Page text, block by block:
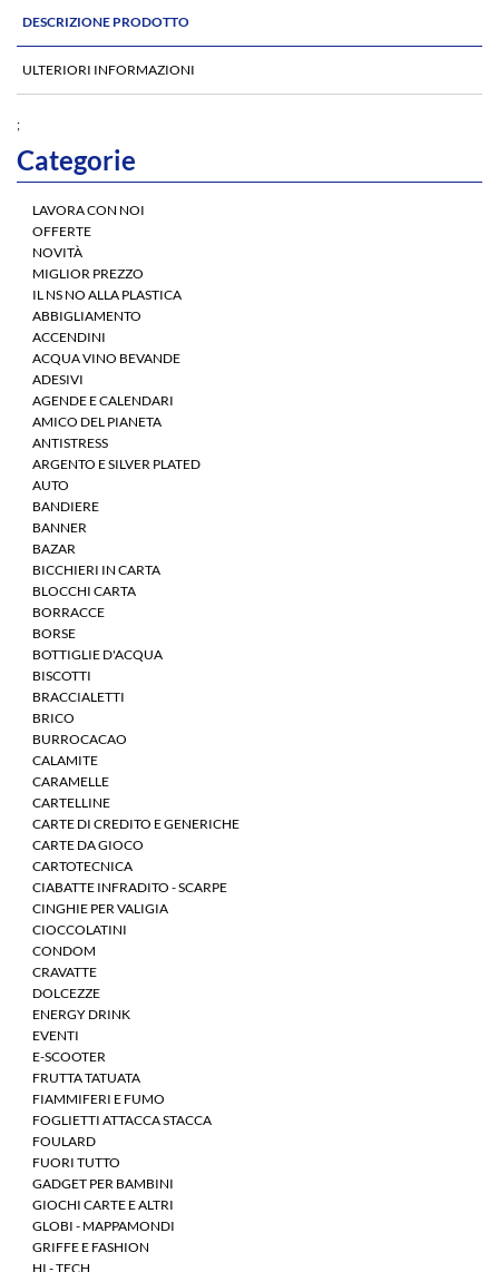
DESCRIZIONE PRODOTTO
ULTERIORI INFORMAZIONI
;
Categorie
LAVORA CON NOI
OFFERTE
NOVITÀ
MIGLIOR PREZZO
IL NS NO ALLA PLASTICA
ABBIGLIAMENTO
ACCENDINI
ACQUA VINO BEVANDE
ADESIVI
AGENDE E CALENDARI
AMICO DEL PIANETA
ANTISTRESS
ARGENTO E SILVER PLATED
AUTO
BANDIERE
BANNER
BAZAR
BICCHIERI IN CARTA
BLOCCHI CARTA
BORRACCE
BORSE
BOTTIGLIE D'ACQUA
BISCOTTI
BRACCIALETTI
BRICO
BURROCACAO
CALAMITE
CARAMELLE
CARTELLINE
CARTE DI CREDITO E GENERICHE
CARTE DA GIOCO
CARTOTECNICA
CIABATTE INFRADITO - SCARPE
CINGHIE PER VALIGIA
CIOCCOLATINI
CONDOM
CRAVATTE
DOLCEZZE
ENERGY DRINK
EVENTI
E-SCOOTER
FRUTTA TATUATA
FIAMMIFERI E FUMO
FOGLIETTI ATTACCA STACCA
FOULARD
FUORI TUTTO
GADGET PER BAMBINI
GIOCHI CARTE E ALTRI
GLOBI - MAPPAMONDI
GRIFFE E FASHION
HI - TECH